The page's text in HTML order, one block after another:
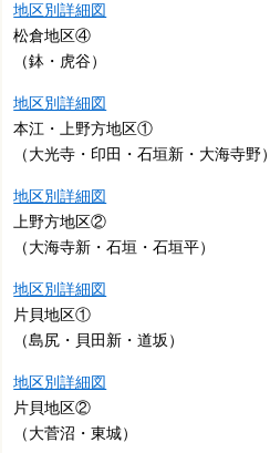
地区別詳細図
松倉地区④
（鉢・虎谷）
地区別詳細図
本江・上野方地区①
（大光寺・印田・石垣新・大海寺野）
地区別詳細図
上野方地区②
（大海寺新・石垣・石垣平）
地区別詳細図
片貝地区①
（島尻・貝田新・道坂）
地区別詳細図
片貝地区②
（大菅沼・東城）